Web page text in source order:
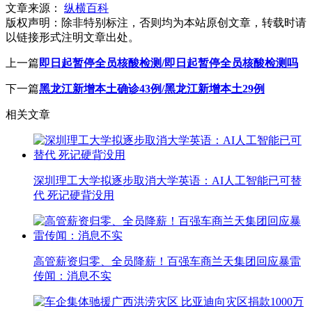
文章来源：
纵横百科
版权声明： 除非特别标注，否则均为本站原创文章，转载时请
以链接形式注明文章出处。
上一篇即日起暂停全员核酸检测/即日起暂停全员核酸检测吗
下一篇黑龙江新增本土确诊43例/黑龙江新增本土29例
相关文章
深圳理工大学拟逐步取消大学英语：AI人工智能已可替
代 死记硬背没用
高管薪资归零、全员降薪！百强车商兰天集团回应暴雷
传闻：消息不实